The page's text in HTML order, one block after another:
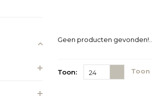
Geen producten gevonden!...
Toon: 24 Toon